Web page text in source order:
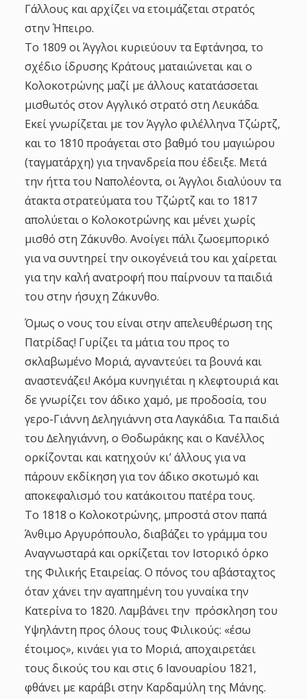
Γάλλους και αρχίζει να ετοιμάζεται στρατός
στην Ήπειρο.
Το 1809 οι Άγγλοι κυριεύουν τα Εφτάνησα, το
σχέδιο ίδρυσης Κράτους ματαιώνεται και ο
Κολοκοτρώνης μαζί με άλλους κατατάσσεται
μισθωτός στον Αγγλικό στρατό στη Λευκάδα.
Εκεί γνωρίζεται με τον Άγγλο φιλέλληνα Τζώρτζ,
και το 1810 προάγεται στο βαθμό του μαγιώρου
(ταγματάρχη) για τηνανδρεία που έδειξε. Μετά
την ήττα του Ναπολέοντα, οι Άγγλοι διαλύουν τα
άτακτα στρατεύματα του Τζώρτζ και το 1817
απολύεται ο Κολοκοτρώνης και μένει χωρίς
μισθό στη Ζάκυνθο. Ανοίγει πάλι ζωοεμπορικό
για να συντηρεί την οικογένειά του και χαίρεται
για την καλή ανατροφή που παίρνουν τα παιδιά
του στην ήσυχη Ζάκυνθο.
Όμως ο νους του είναι στην απελευθέρωση της
Πατρίδας! Γυρίζει τα μάτια του προς το
σκλαβωμένο Μοριά, αγναντεύει τα βουνά και
αναστενάζει! Ακόμα κυνηγιέται η κλεφτουριά και
δε γνωρίζει τον άδικο χαμό, με προδοσία, του
γερο-Γιάννη ∆εληγιάννη στα Λαγκάδια. Τα παιδιά
του ∆εληγιάννη, ο Θοδωράκης και ο Κανέλλος
ορκίζονται και κατηχούν κι’ άλλους για να
πάρουν εκδίκηση για τον άδικο σκοτωμό και
αποκεφαλισμό του κατάκοιτου πατέρα τους.
Το 1818 ο Κολοκοτρώνης, μπροστά στον παπά
Άνθιμο Αργυρόπουλο, διαβάζει το γράμμα του
Αναγνωσταρά και ορκίζεται τον Ιστορικό όρκο
της Φιλικής Εταιρείας. Ο πόνος του αβάσταχτος
όταν χάνει την αγαπημένη του γυναίκα την
Κατερίνα το 1820. Λαμβάνει την πρόσκληση του
Υψηλάντη προς όλους τους Φιλικούς: «έσω
έτοιμος», κινάει για το Μοριά, αποχαιρετάει
τους δικούς του και στις 6 Ιανουαρίου 1821,
φθάνει με καράβι στην Καρδαμύλη της Μάνης.